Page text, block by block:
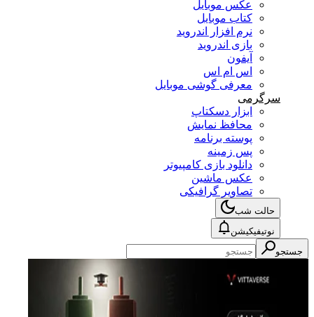
عکس موبایل
کتاب موبایل
نرم افزار اندروید
بازی اندروید
آیفون
اس ام اس
معرفی گوشی موبایل
سرگرمی
ابزار دسکتاپ
محافظ نمایش
پوسته برنامه
پس زمینه
دانلود بازی کامپیوتر
عکس ماشین
تصاویر گرافیکی
حالت شب
نوتیفیکیشن
جستجو